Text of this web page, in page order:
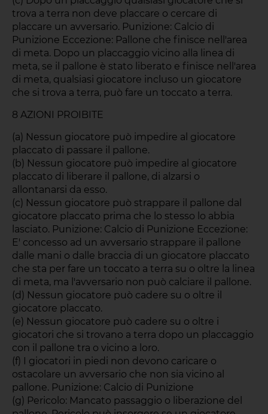
trova a terra non deve placcare o cercare di
placcare un avversario. Punizione: Calcio di
Punizione Eccezione: Pallone che finisce nell'area
di meta. Dopo un placcaggio vicino alla linea di
meta, se il pallone è stato liberato e finisce nell'area
di meta, qualsiasi giocatore incluso un giocatore
che si trova a terra, può fare un toccato a terra.
8 AZIONI PROIBITE
(a) Nessun giocatore può impedire al giocatore
placcato di passare il pallone.
(b) Nessun giocatore può impedire al giocatore
placcato di liberare il pallone, di alzarsi o
allontanarsi da esso.
(c) Nessun giocatore può strappare il pallone dal
giocatore placcato prima che lo stesso lo abbia
lasciato. Punizione: Calcio di Punizione Eccezione:
E' concesso ad un avversario strappare il pallone
dalle mani o dalle braccia di un giocatore placcato
che sta per fare un toccato a terra su o oltre la linea
di meta, ma l'avversario non può calciare il pallone.
(d) Nessun giocatore può cadere su o oltre il
giocatore placcato.
(e) Nessun giocatore può cadere su o oltre i
giocatori che si trovano a terra dopo un placcaggio
con il pallone tra o vicino a loro.
(f) I giocatori in piedi non devono caricare o
ostacolare un avversario che non sia vicino al
pallone. Punizione: Calcio di Punizione
(g) Pericolo: Mancato passaggio o liberazione del